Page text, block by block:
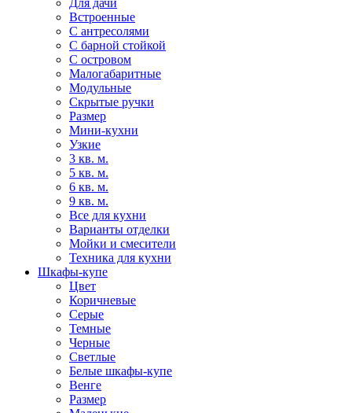
Для дачи
Встроенные
С антресолями
С барной стойкой
С островом
Малогабаритные
Модульные
Скрытые ручки
Размер
Мини-кухни
Узкие
3 кв. м.
5 кв. м.
6 кв. м.
9 кв. м.
Все для кухни
Варианты отделки
Мойки и смесители
Техника для кухни
Шкафы-купе
Цвет
Коричневые
Серые
Темные
Черные
Светлые
Белые шкафы-купе
Венге
Размер